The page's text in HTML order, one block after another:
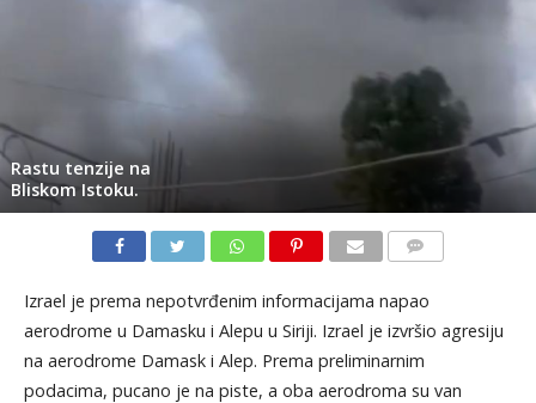
Rastu tenzije na
Bliskom Istoku.
Izrael je prema nepotvrđenim informacijama napao
aerodrome u Damasku i Alepu u Siriji. Izrael je izvršio agresiju
na aerodrome Damask i Alep. Prema preliminarnim
podacima, pucano je na piste, a oba aerodroma su van